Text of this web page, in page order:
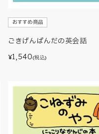
おすすめ商品
ごきげんぱんだの英会話
¥1,540(税込)